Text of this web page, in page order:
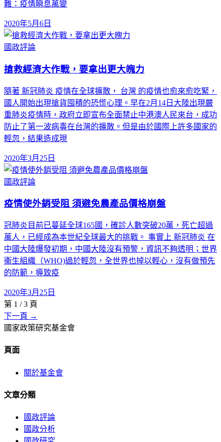
難：疫情瞬息萬變
2020年5月6日
國政評論
搶救經濟大作戰，要拿出更大魄力
隨著 新冠肺炎 疫情在全球擴散， 台灣 的疫情也愈來愈吃緊，
國人開始出現搶貨囤積的恐慌心理。早在2月14日大陸出現嚴
重肺炎疫情時，政府立即宣布全面禁止中港澳人民來台，成功
防止了第一波病毒在台灣的擴散。但是由於國際上許多國家的
輕忽，結果造成現
2020年3月25日
國政評論
疫情使外銷受阻 須避免農產品價格崩盤
冠肺炎目前已蔓延全球165國，確診人數突破20萬，死亡超過
萬人，已經成為本世紀全球最大的挑戰。 事實上 新冠肺炎 在
中國大陸爆發初期，中國大陸沒有預警，資訊不夠透明；世界
衞生組織（WHO)過於輕忽，全世界也掉以輕心，沒有做預先
的防範，導致疫
2020年3月25日
第 1 /3 頁
下一頁 →
國家政策研究基金會
頁面
關於基金會
文章分類
國政評論
國政分析